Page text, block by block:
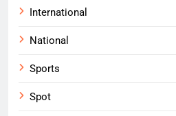
International
National
Sports
Spot